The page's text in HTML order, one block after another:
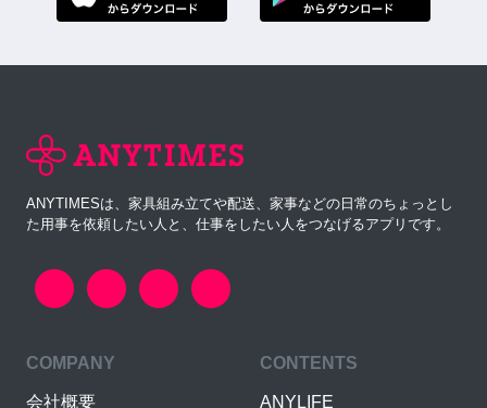
ANYTIMESは、家具組み立てや配送、家事などの日常のちょっとし
た用事を依頼したい人と、仕事をしたい人をつなげるアプリです。
COMPANY
会社概要
CONTENTS
ANYLIFE